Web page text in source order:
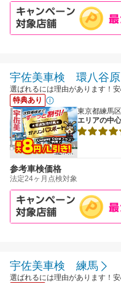
宇佐美車検 環八谷原
選ばれるには理由があります！安
特典あり
東京都練馬
エリアの中
参考車検価格
法定24ヶ月点検対象
宇佐美車検 練馬
選ばれるには理由があります！